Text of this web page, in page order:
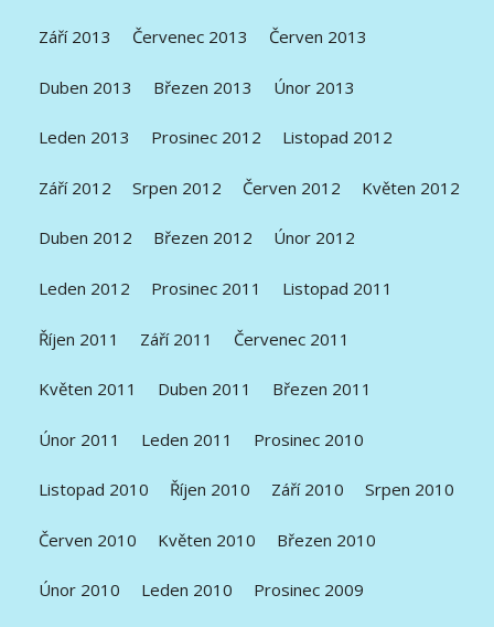
Září 2013 Červenec 2013 Červen 2013
Duben 2013 Březen 2013 Únor 2013
Leden 2013 Prosinec 2012 Listopad 2012
Září 2012 Srpen 2012 Červen 2012 Květen 2012
Duben 2012 Březen 2012 Únor 2012
Leden 2012 Prosinec 2011 Listopad 2011
Říjen 2011 Září 2011 Červenec 2011
Květen 2011 Duben 2011 Březen 2011
Únor 2011 Leden 2011 Prosinec 2010
Listopad 2010 Říjen 2010 Září 2010 Srpen 2010
Červen 2010 Květen 2010 Březen 2010
Únor 2010 Leden 2010 Prosinec 2009